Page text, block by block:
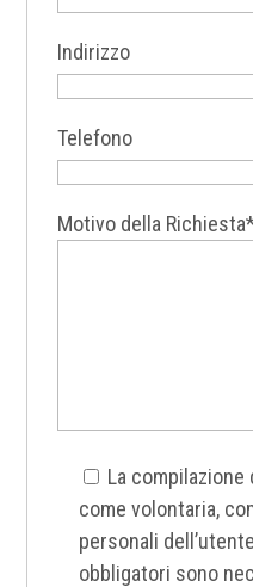
Indirizzo
Telefono
Motivo della
La
come volontaria,
personali
obbligatori sono